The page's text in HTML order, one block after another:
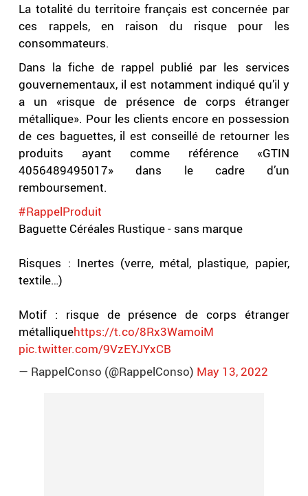
La totalité du territoire français est concernée par
ces rappels, en raison du risque pour les
consommateurs.
Dans la fiche de rappel publié par les services
gouvernementaux, il est notamment indiqué qu’il y
a un «risque de présence de corps étranger
métallique». Pour les clients encore en possession
de ces baguettes, il est conseillé de retourner les
produits ayant comme référence «GTIN
4056489495017» dans le cadre d’un
remboursement.
#RappelProduit
Baguette Céréales Rustique - sans marque
Risques : Inertes (verre, métal, plastique, papier,
textile…)
Motif : risque de présence de corps étranger
métalliquehttps://t.co/8Rx3WamoiM
pic.twitter.com/9VzEYJYxCB
— RappelConso (@RappelConso) May 13, 2022